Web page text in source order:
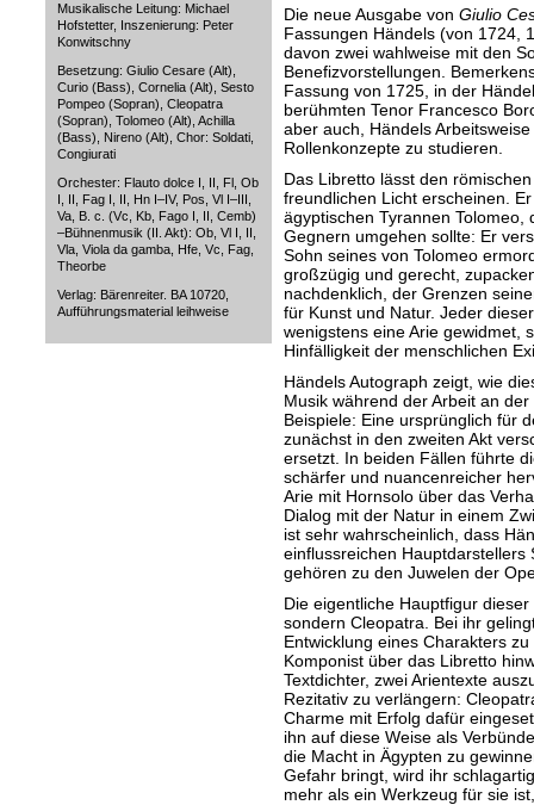
Musikalische Leitung: Michael
Hofstetter, Inszenierung: Peter
Konwitschny
Besetzung: Giulio Cesare (Alt),
Curio (Bass), Cornelia (Alt), Sesto
Pompeo (Sopran), Cleopatra
(Sopran), Tolomeo (Alt), Achilla
(Bass), Nireno (Alt), Chor: Soldati,
Congiurati
Orchester: Flauto dolce I, II, Fl, Ob
I, II, Fag I, II, Hn I–IV, Pos, Vl I–III,
Va, B. c. (Vc, Kb, Fago I, II, Cemb)
–Bühnenmusik (II. Akt): Ob, Vl I, II,
Vla, Viola da gamba, Hfe, Vc, Fag,
Theorbe
Verlag: Bärenreiter. BA 10720,
Aufführungsmaterial leihweise
Die neue Ausgabe von Giulio
Fassungen Händels (von 1724,
davon zwei wahlweise mit den
Benefizvorstellungen.
Fassung von 1725, in der
berühmten Tenor Francesco
aber auch, Händels
Rollenkonzepte zu studieren.
Das Libretto lässt den
freundlichen Licht erscheinen.
ägyptischen Tyrannen Tolomeo,
Gegnern umgehen sollte: Er
Sohn seines von Tolomeo
großzügig und gerecht,
nachdenklich, der Grenzen
für Kunst und Natur. Jeder
wenigstens eine Arie gewidmet,
Hinfälligkeit der menschlichen
Händels Autograph zeigt, wie
Musik während der Arbeit an
Beispiele: Eine ursprünglich für
zunächst in den zweiten Akt
ersetzt. In beiden Fällen führte
schärfer und nuancenreicher
Arie mit Hornsolo überdas
Dialog mit der Natur in einem
ist sehr wahrscheinlich, dass
einflussreichen Hauptdarstellers
gehören zu den Juwelen der
Die eigentliche Hauptfigur
sondern Cleopatra. Bei ihr
Entwicklung eines Charakters
Komponist überdas Libretto
Textdichter, zwei Arientexte
Rezitativ zu verlängern:
Charme mit Erfolg dafür
ihn auf diese Weise als
die Macht in Ägypten zu
Gefahr bringt, wird ihr
mehr als ein Werkzeug für sie ist,